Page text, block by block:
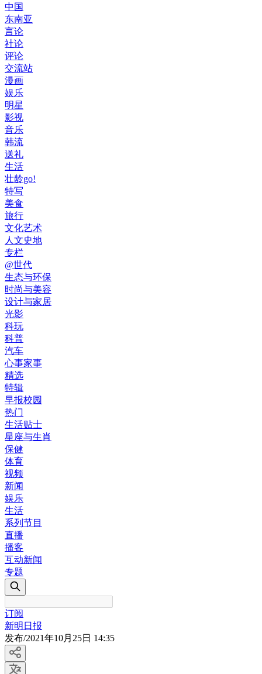
中国
东南亚
言论
社论
评论
交流站
漫画
娱乐
明星
影视
音乐
韩流
送礼
生活
壮龄go!
特写
美食
旅行
文化艺术
人文史地
专栏
@世代
生态与环保
时尚与美容
设计与家居
光影
科玩
科普
汽车
心事家事
精选
特辑
早报校园
热门
生活贴士
星座与生肖
保健
体育
视频
新闻
娱乐
生活
系列节目
直播
播客
互动新闻
专题
订阅
新明日报
发布/2021年10月25日 14:35